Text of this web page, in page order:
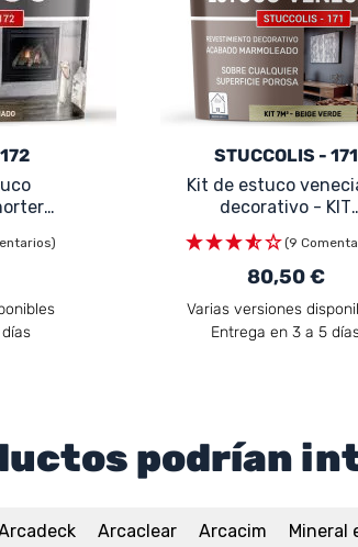
STUCCOLIS - 171
Kit de estuco
decorativo - KIT
STUCCOLIS - 171
(9
80,50 €
Varias versiones
Entrega en 3 a 5
podrían
Arcaclear Arcacim Mineral